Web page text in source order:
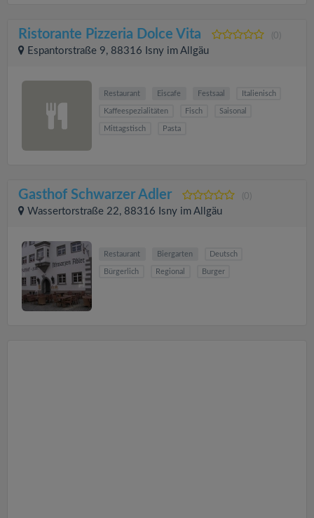
Ristorante Pizzeria Dolce Vita (0)
Espantorstraße 9, 88316 Isny im Allgäu
Restaurant Eiscafe Festsaal Italienisch
Kaffeespezialitäten Fisch Saisonal
Mittagstisch Pasta
Gasthof Schwarzer Adler (0)
Wassertorstraße 22, 88316 Isny im Allgäu
Restaurant Biergarten Deutsch
Bürgerlich Regional Burger